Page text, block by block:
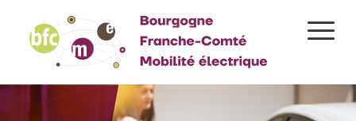
contenu
principal